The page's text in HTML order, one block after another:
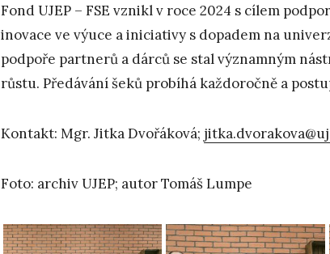
Fond UJEP – FSE vznikl v roce 2024 s cílem
inovace ve výuce a iniciativy s dopadem na
podpoře partnerů a dárců se stal významným
růstu. Předávání šeků probíhá každoročně a
Kontakt: Mgr. Jitka Dvořáková;
Foto: archiv UJEP; autor Tomáš Lumpe